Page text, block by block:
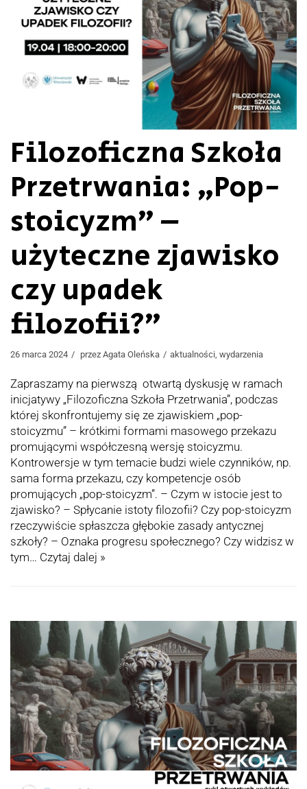
Filozoficzna Szkoła
Przetrwania: „Pop-
stoicyzm” –
użyteczne zjawisko
czy upadek
filozofii?”
26 marca 2024 przez Agata Oleńska aktualności wydarzenia
Zapraszamy na pierwszą otwartą dyskusję w ramach
inicjatywy „Filozoficzna Szkoła Przetrwania”, podczas
której skonfrontujemy się ze zjawiskiem „pop-
stoicyzmu” – krótkimi formami masowego przekazu
promującymi współczesną wersję stoicyzmu.
Kontrowersje w tym temacie budzi wiele czynników, np.
sama forma przekazu, czy kompetencje osób
promujących „pop-stoicyzm”. – Czym w istocie jest to
zjawisko? – Spłycanie istoty filozofii? Czy pop-stoicyzm
rzeczywiście spłaszcza głębokie zasady antycznej
szkoły? – Oznaka progresu społecznego? Czy widzisz w
tym… Czytaj dalej »